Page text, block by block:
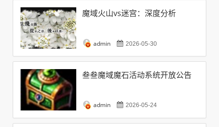
魔域火山vs迷宫：深度分析
admin 2026-05-30
叁叁魔域魔石活动系统开放公告
admin 2026-05-24